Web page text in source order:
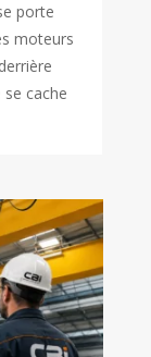
porte
moteurs
cache